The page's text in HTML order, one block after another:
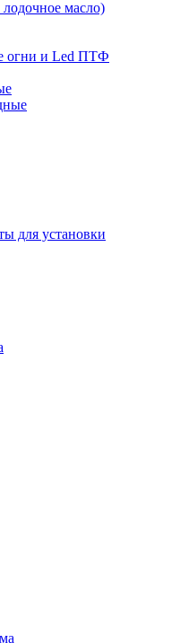
масло)
огни и Led ПТФ
для установки